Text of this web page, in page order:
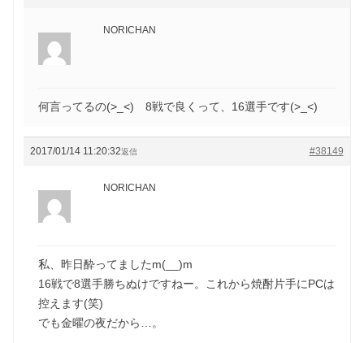
NORICHAN
何言ってるの(>_<) 8戦で良くって、16選手です(>_<)
2017/01/14 11:20:32 #38149
返信
NORICHAN
私、昨日酔ってましたm(__)m
16戦で8選手勝ちぬけですねー。これから焼酎片手にPCは
控えます(笑)
でも金曜の夜だから…。